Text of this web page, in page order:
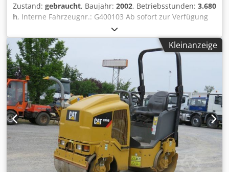
Zustand: gebraucht, Baujahr: 2002, Betriebsstunden: 3.680
h, Interne Fahrzeugnr.: G400103 Ab sofort zur Verfügung
auf unserem Hof in Kaufungen Mehr INFO unter: * Golec
Nutzfahrzeuge GmbH (Deutsch, English, Bulgarisch,
Russisch) * Viktoria Sologubova (Polnisch, Russisch,
Ukrainisch, English) HAMM Tandemwalze mit Vibration
und Oszillation TYP DV 08V Super komplett in
serienmäßiger Ausführung mit CE-Zeichen und
Konformitätserklärung, inkl. - ROPS-integrierter
Fahrerkabine - Kabinenheizung -Schallisolierung -
Kantenandrück- & Schneidesystem - Schneidrad -
Druckrolle 45°, 5cm Belag - Spuranzeige für KAG Chsdpsy
Ekncsfx Aguea - Hydraulikanschluß -
Bitumentemperaturanzeige - TÜV - Abnahme -
Bordwerkzeug und Literatur - Sicherheitsgurt
Sonderlackierung: RAL 8017 / 1001 - Kraftstofftank 155
Kleinanzeige